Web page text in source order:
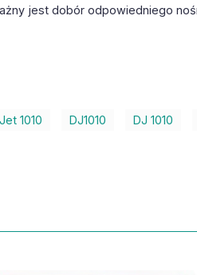
jest dobór odpowiedniego
1010 DJ1010 DJ 1010